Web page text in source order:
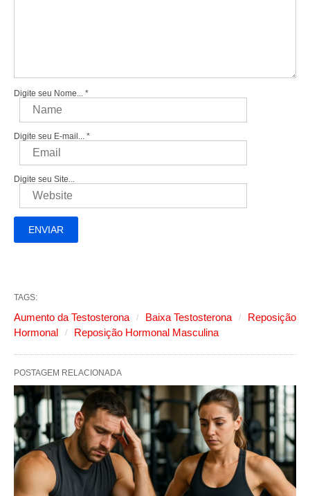
Digite seu Nome... *
Digite seu E-mail... *
Digite seu Site...
TAGS:
Aumento da Testosterona Baixa Testosterona
Reposição
Hormonal
Reposição Hormonal Masculina
POSTAGEM RELACIONADA